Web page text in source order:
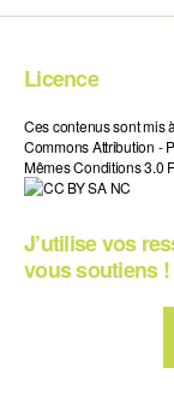
Licence
Ces contenus sont mis
Commons Attribution -
Mêmes Conditions 3.0
J’utilise vos
vous soutiens !